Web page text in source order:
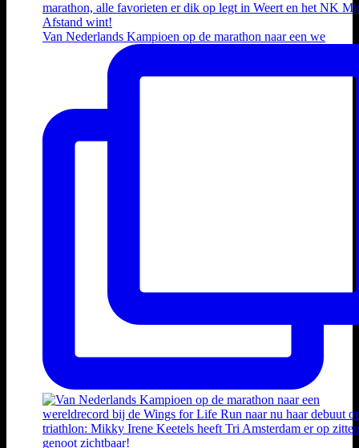
Van Nederlands Kampioen op de marathon naar een we